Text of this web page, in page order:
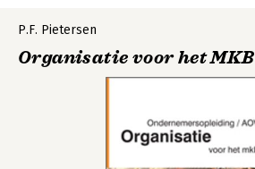
P.F. Pietersen
Organisatie voor het MKB